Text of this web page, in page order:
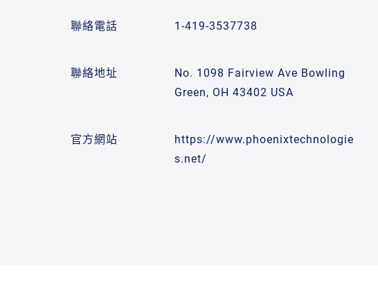
聯絡電話 1-419-3537738
聯絡地址
No. 1098 Fairview Ave Bowling
Green, OH 43402 USA
官方網站
https://www.phoenixtechnologie
s.net/